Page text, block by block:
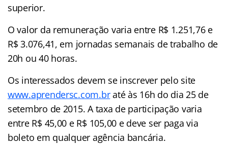
superior.
O valor da remuneração varia entre R$ 1.251,76 e
R$ 3.076,41, em jornadas semanais de trabalho de
20h ou 40 horas.
Os interessados devem se inscrever pelo site
www.aprendersc.com.braté às 16h do dia 25 de
setembro de 2015. A taxa de participação varia
entre R$ 45,00 e R$ 105,00 e deve ser paga via
boleto em qualquer agência bancária.